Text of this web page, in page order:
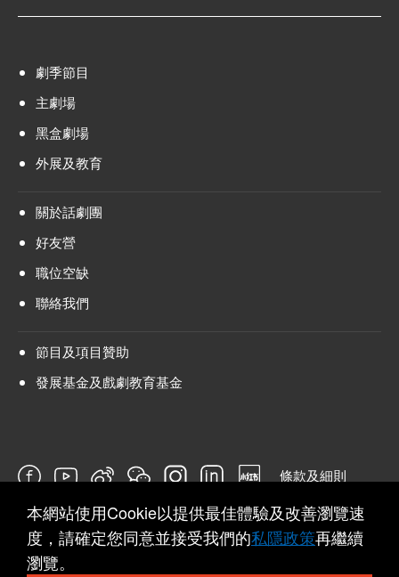
劇季節目
主劇場
黑盒劇場
外展及教育
關於話劇團
好友營
職位空缺
聯絡我們
節目及項目贊助
發展基金及戲劇教育基金
條款及細則
問卷
本網站使用Cookie以提供最佳體驗及改善瀏覽速
度，請確定您同意並接受我們的私隱政策再繼續
瀏覽。